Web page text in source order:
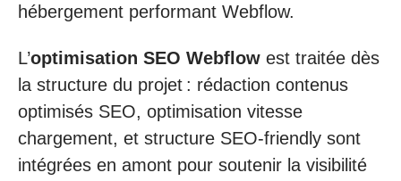
hébergement performant Webflow.
L’optimisation SEO Webflow est traitée dès
la structure du projet : rédaction contenus
optimisés SEO, optimisation vitesse
chargement, et structure SEO-friendly sont
intégrées en amont pour soutenir la visibilité